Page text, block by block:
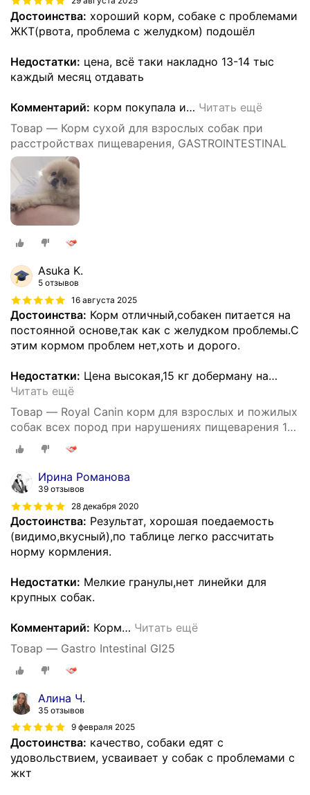
Достоинства: хороший корм, собаке с проблемами
ЖКТ(рвота, проблема с желудком) подошёл
Недостатки: цена, всё таки накладно 13-14 тыс
каждый месяц отдавать
Комментарий: корм покупала и… Читать ещё
Товар — Корм сухой для взрослых собак при
расстройствах пищеварения, GASTROINTESTINAL
Asuka K.
5 отзывов
16 августа 2025
Достоинства: Корм отличный,собакен питается на
постоянной основе,так как с желудком проблемы.С
этим кормом проблем нет,хоть и дорого.
Недостатки: Цена высокая,15 кг доберману на…
Читать ещё
Товар — Royal Canin корм для взрослых и пожилых
собак всех пород при нарушениях пищеварения 15
кг
Ирина Романова
39 отзывов
28 декабря 2020
Достоинства: Результат, хорошая поедаемость
(видимо,вкусный),по таблице легко рассчитать
норму кормления.
Недостатки: Мелкие гранулы,нет линейки для
крупных собак.
Комментарий: Корм… Читать ещё
Товар — Gastro Intestinal GI25
Алина Ч.
35 отзывов
9 февраля 2025
Достоинства: качество, собаки едят с
удовольствием, усваивает у собак с проблемами с
жкт